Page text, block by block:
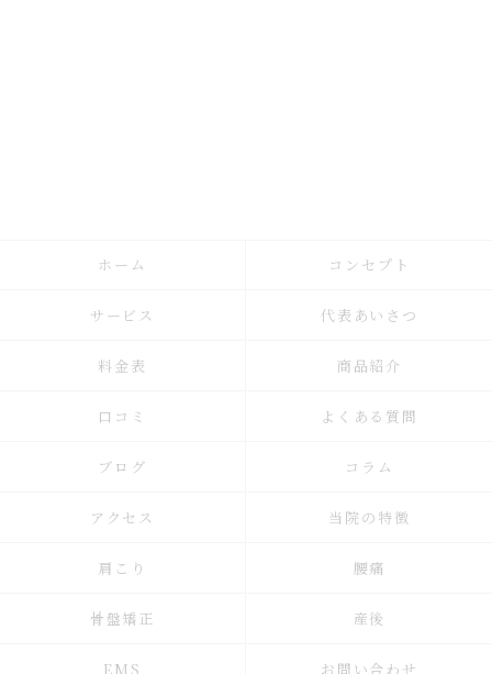
ホーム コンセプト
サービス 代表あいさつ
料金表 商品紹介
口コミ よくある質問
ブログ コラム
アクセス 当院の特徴
肩こり 腰痛
骨盤矯正 産後
EMS お問い合わせ